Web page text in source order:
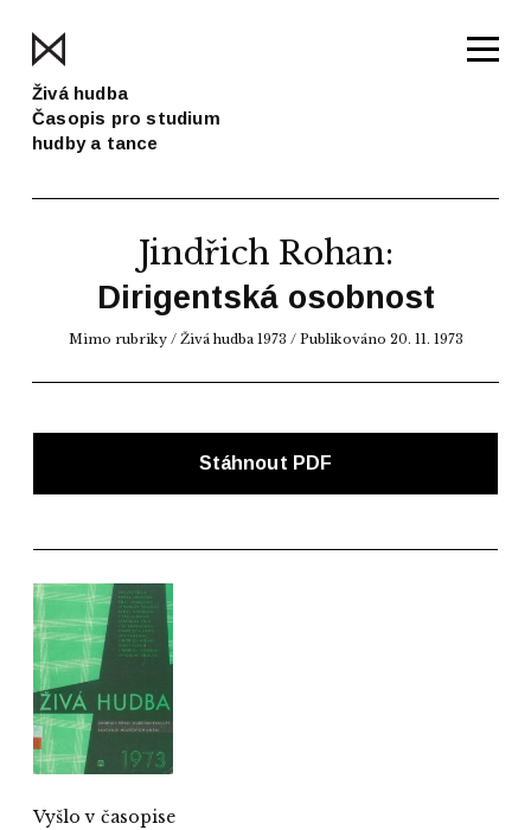
Živá hudba
Časopis pro studium
hudby a tance
Jindřich Rohan:
Dirigentská osobnost
Mimo rubriky / Živá hudba 1973 / Publikováno 20. 11. 1973
Stáhnout PDF
Vyšlo v časopise